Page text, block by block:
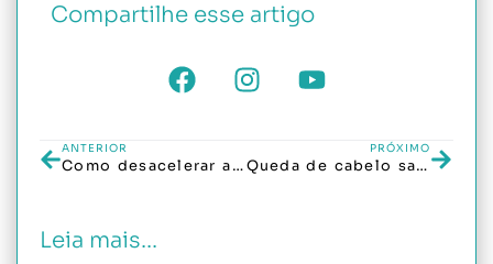
Compartilhe esse artigo
ANTERIOR
Como desacelerar a evolução da alopecia androgenética
PRÓXIMO
Queda de cabelo sazonal: isso existe?
Leia mais...